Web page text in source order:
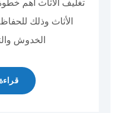
تغليف الأثاث أهم
الأثاث وذلك
الخدوش